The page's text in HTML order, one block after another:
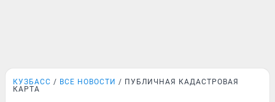
КУЗБАСС ВСЕ НОВОСТИ
ПУБЛИЧНАЯ КАДАСТРОВАЯ
КАРТА